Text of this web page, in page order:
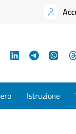
InstagramLinkedInTelegram
Istruzione